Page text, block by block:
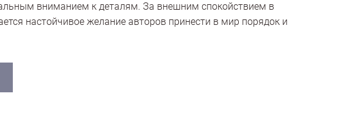
вниманием к деталям. За внешним спокойствием в
настойчивое желание авторов принести в мир порядок и